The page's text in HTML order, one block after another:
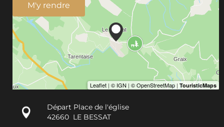
M'y rendre
Départ Place de l'église
42660 LE BESSAT